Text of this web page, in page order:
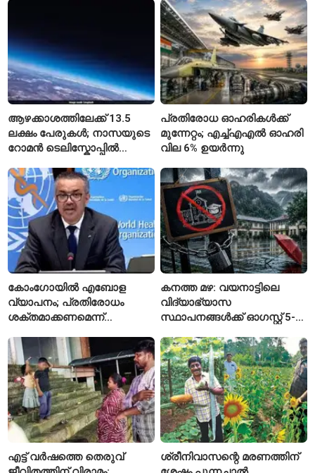
പരിഹാസവിഷയം
ആഴക്കാശത്തിലേക്ക് 13.5
ലക്ഷം പേരുകൾ; നാസയുടെ
റോമൻ ടെലിസ്കോപ്പിൽ
പ്രതിരോധ ഓഹരികൾക്ക്
മുന്നേറ്റം; എച്ച്എഎൽ ഓഹരി
വില 6% ഉയർന്നു
കോംഗോയിൽ എബോള
വ്യാപനം; പ്രതിരോധം
ശക്തമാക്കണമെന്ന്
കനത്ത മഴ: വയനാട്ടിലെ
വിദ്യാഭ്യാസ
സ്ഥാപനങ്ങൾക്ക് ഓഗസ്റ്റ് 5-ന്
എട്ട് വർഷത്തെ തെരുവ്
ശ്രീനിവാസന്റെ മരണത്തിന്